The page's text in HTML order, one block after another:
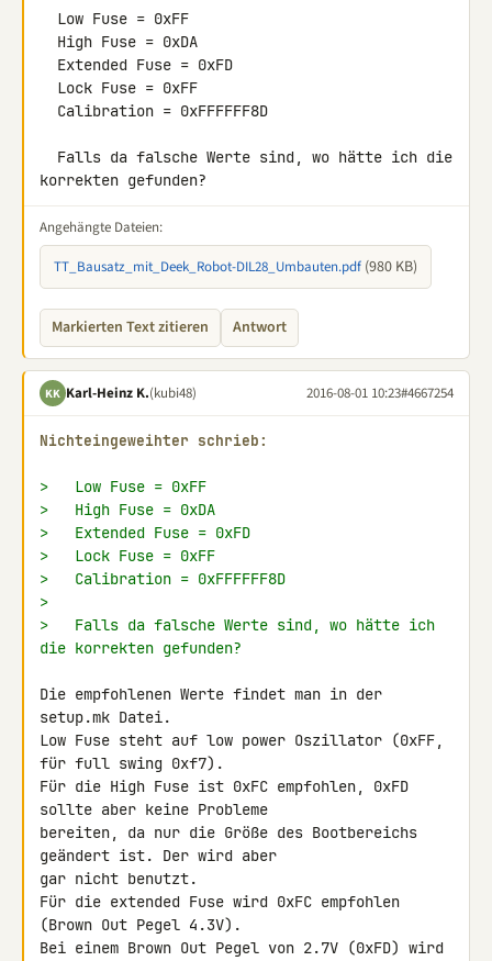
korrekten gefunden?
Angehängte Dateien:
TT_Bausatz_mit_Deek_Robot-DIL28_Umbauten.pdf (980 KB)
Markierten Text zitieren Antwort
KK Karl-Heinz K.(kubi48) 2016-08-01 10:23#4667254
Nichteingeweihter schrieb:
>   Low Fuse = 0xFF
>   High Fuse = 0xDA
>   Extended Fuse = 0xFD
>   Lock Fuse = 0xFF
>   Calibration = 0xFFFFFF8D
>
>   Falls da falsche Werte sind, wo hätte ich
die korrekten gefunden?
Die empfohlenen Werte findet man in der
setup.mk Datei.
Low Fuse steht auf low power Oszillator (0xFF,
für full swing 0xf7).
Für die High Fuse ist 0xFC empfohlen, 0xFD
sollte aber keine Probleme
bereiten, da nur die Größe des Bootbereichs
geändert ist. Der wird aber
gar nicht benutzt.
Für die extended Fuse wird 0xFC empfohlen
(Brown Out Pegel 4.3V).
Bei einem Brown Out Pegel von 2.7V (0xFD) wird